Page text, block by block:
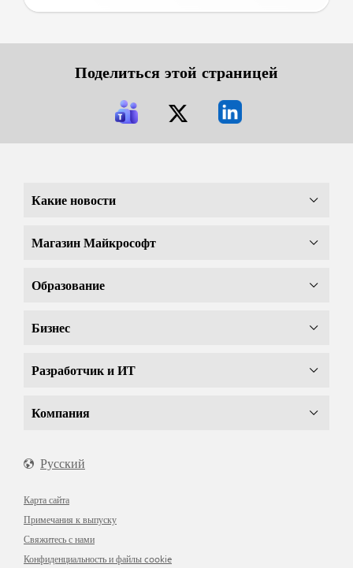
Поделиться этой страницей
Какие новости
Магазин Майкрософт
Образование
Бизнес
Разработчик и ИТ
Компания
Русский
Карта сайта
Примечания к выпуску
Свяжитесь с нами
Конфиденциальность и файлы cookie